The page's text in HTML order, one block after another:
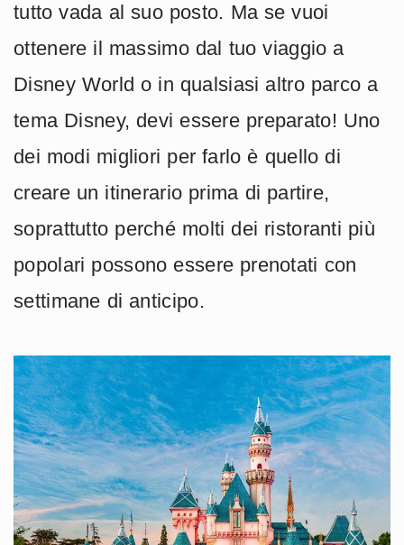
tutto vada al suo posto. Ma se vuoi
ottenere il massimo dal tuo viaggio a
Disney World o in qualsiasi altro parco a
tema Disney, devi essere preparato! Uno
dei modi migliori per farlo è quello di
creare un itinerario prima di partire,
soprattutto perché molti dei ristoranti più
popolari possono essere prenotati con
settimane di anticipo.